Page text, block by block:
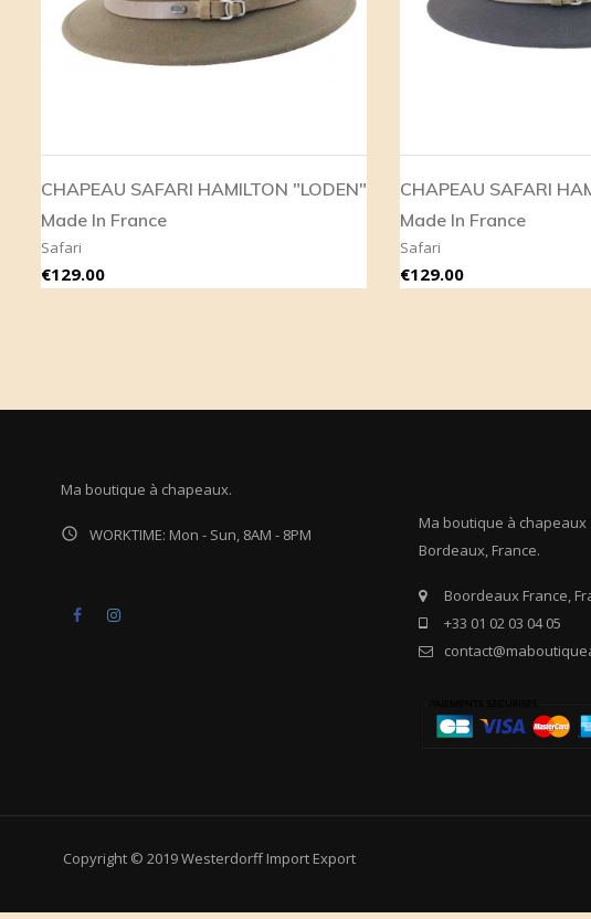
CHAPEAU SAFARI HAMILTON "LODEN"
Made In France
Safari
Price
€129.00
CHAPEAU SAFARI
Made In France
Safari
Price
€129.00
Ma boutique à chapeaux.
 WORKTIME: Mon - Sun, 8AM - 8PM
Facebook
Ma boutique à chapeaux
Bordeaux, France.
Boordeaux France,
+33 01 02 03 04 05
Copyright © 2019 Westerdorff Import Export